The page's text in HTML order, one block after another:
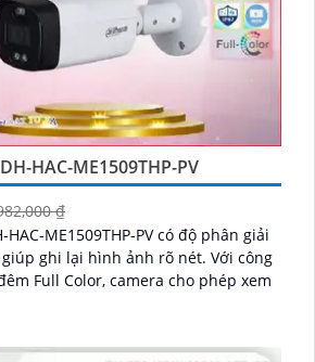
HAC-ME1509THP-PV
₫
ME1509THP-PV có độ phân giải
ghi lại hình ảnh rõ nét. Với công
Full Color, camera cho phép xem